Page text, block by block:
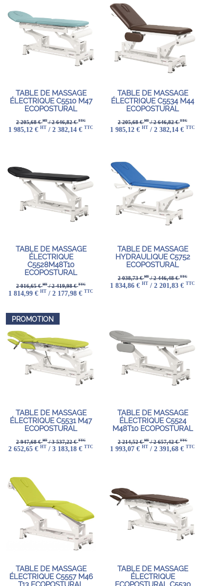
TABLE DE MASSAGE
ÉLECTRIQUE C5510 M47
ECOPOSTURAL
2 205,68 €HT/ 2 646,82 €TTC
1 985,12 € HT / 2 382,14 € TTC
TABLE DE MASSAGE
ÉLECTRIQUE C5534 M44
ECOPOSTURAL
2 205,68 €HT/ 2 646,82 €TTC
1 985,12 € HT / 2 382,14 € TTC
TABLE DE MASSAGE
ÉLECTRIQUE
C5528M48T10
ECOPOSTURAL
2 016,65 €HT/ 2 419,98 €TTC
1 814,99 € HT / 2 177,98 € TTC
TABLE DE MASSAGE
HYDRAULIQUE C5752
ECOPOSTURAL
2 038,73 €HT/ 2 446,48 €TTC
1 834,86 € HT / 2 201,83 € TTC
PROMOTION
TABLE DE MASSAGE
ÉLECTRIQUE C5531 M47
ECOPOSTURAL
2 947,68 €HT/ 3 537,22 €TTC
2 652,65 € HT / 3 183,18 € TTC
TABLE DE MASSAGE
ÉLECTRIQUE C5524
M48T10 ECOPOSTURAL
2 214,52 €HT/ 2 657,42 €TTC
1 993,07 € HT / 2 391,68 € TTC
TABLE DE MASSAGE
ÉLECTRIQUE C5557 M46
TABLE DE MASSAGE
ÉLECTRIQUE